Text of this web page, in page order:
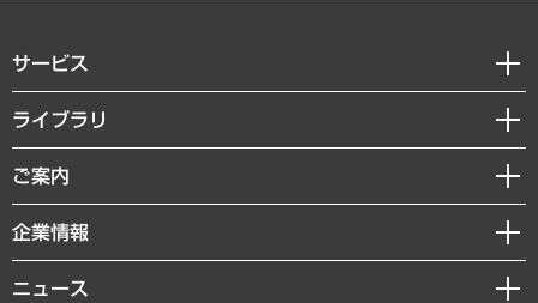
サービス
経営戦略
組織・人事戦略
デジタルイノベーション
共生・ダイバーシティ
ライブラリ
経済調査
レポート
コラム
ご案内
セミナー・イベント情報
MUFGビジネスセミナー
受託案件情報
企業情報
私たちの想い
ニュース